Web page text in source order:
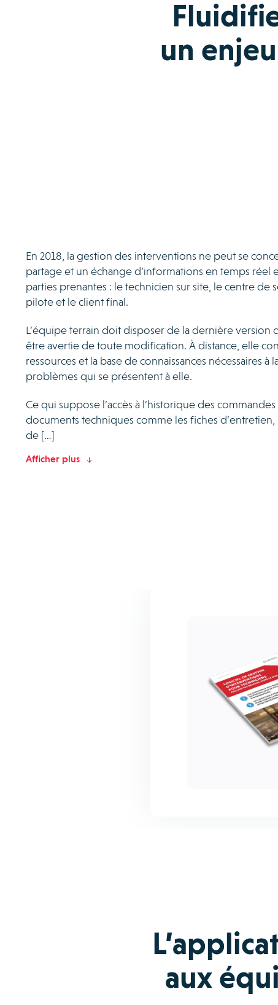
un
En 2018, la gestion des interventions ne peut se
partage et un échange d’informations en temps réel
parties prenantes : le technicien sur site, le centre de
pilote et le client final.
L’équipe terrain doit disposer de la dernière version
être avertie de toute modification. À distance, elle
ressources et la base de connaissances nécessaires à
problèmes qui se présentent à elle.
Ce qui suppose l’accès à l’historique des commandes
documents techniques comme les fiches d’entretien,
de […]
Afficher plus
aux